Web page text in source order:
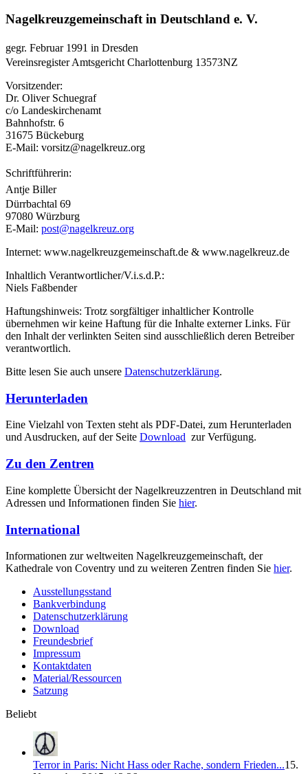
Nagelkreuzgemeinschaft in Deutschland e. V.
gegr. Februar 1991 in Dresden
Vereinsregister Amtsgericht Charlottenburg 13573NZ
Vorsitzender:
Dr. Oliver Schuegraf
c/o Landeskirchenamt
Bahnhofstr. 6
31675 Bückeburg
E-Mail: vorsitz@nagelkreuz.org
Schriftführerin:
Antje Biller
Dürrbachtal 69
97080 Würzburg
E-Mail: post@nagelkreuz.org
Internet: www.nagelkreuzgemeinschaft.de & www.nagelkreuz.de
Inhaltlich Verantwortlicher/V.i.s.d.P.:
Niels Faßbender
Haftungshinweis: Trotz sorgfältiger inhaltlicher Kontrolle
übernehmen wir keine Haftung für die Inhalte externer Links. Für
den Inhalt der verlinkten Seiten sind ausschließlich deren Betreiber
verantwortlich.
Bitte lesen Sie auch unsere Datenschutzerklärung.
Herunterladen
Eine Vielzahl von Texten steht als PDF-Datei, zum Herunterladen
und Ausdrucken, auf der Seite Download zur Verfügung.
Zu den Zentren
Eine komplette Übersicht der Nagelkreuzzentren in Deutschland mit
Adressen und Informationen finden Sie hier.
International
Informationen zur weltweiten Nagelkreuzgemeinschaft, der
Kathedrale von Coventry und zu weiteren Zentren finden Sie hier.
Ausstellungsstand
Bankverbindung
Datenschutzerklärung
Download
Freundesbrief
Impressum
Kontaktdaten
Material/Ressourcen
Satzung
Beliebt
Terror in Paris: Nicht Hass oder Rache, sondern Frieden...15.